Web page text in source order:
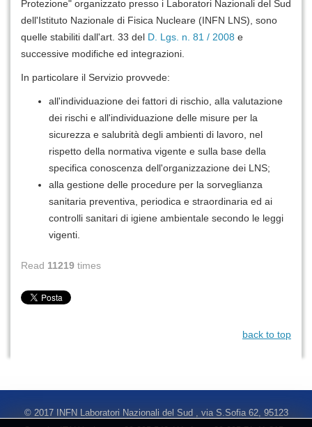
Protezione" organizzato presso i Laboratori Nazionali del Sud
dell'Istituto Nazionale di Fisica Nucleare (INFN LNS), sono
quelle stabiliti dall'art. 33 del D. Lgs. n. 81 / 2008 e
successive modifiche ed integrazioni.
In particolare il Servizio provvede:
all'individuazione dei fattori di rischio, alla valutazione
dei rischi e all'individuazione delle misure per la
sicurezza e salubrità degli ambienti di lavoro, nel
rispetto della normativa vigente e sulla base della
specifica conoscenza dell'organizzazione dei LNS;
alla gestione delle procedure per la sorveglianza
sanitaria preventiva, periodica e straordinaria ed ai
controlli sanitari di igiene ambientale secondo le leggi
vigenti.
Read 11219 times
back to top
© 2017 INFN Laboratori Nazionali del Sud , via S.Sofia 62, 95123